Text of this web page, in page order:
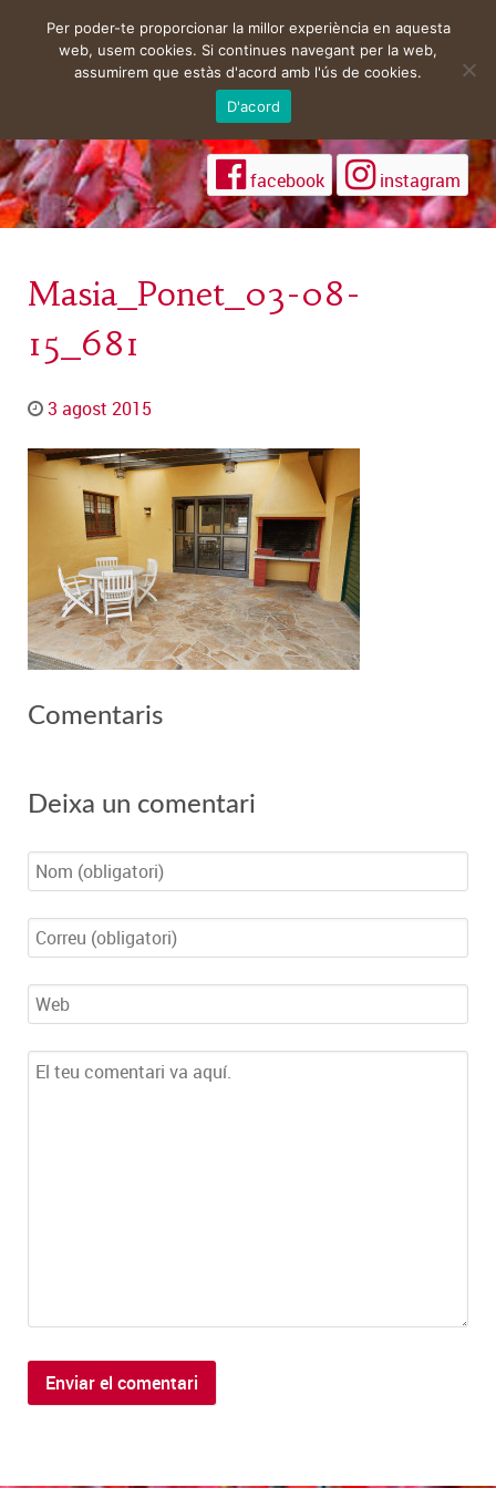
facebook instagram
Masia_Ponet_03-08-
15_681
3 agost 2015
Comentaris
Deixa un comentari
Per poder-te proporcionar la millor experiència en aquesta
web, usem cookies. Si continues navegant per la web,
assumirem que estàs d'acord amb l'ús de cookies.
D'acord